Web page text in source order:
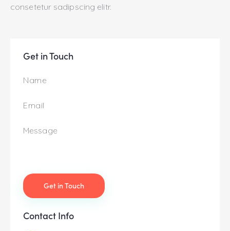
consetetur sadipscing elitr.
Get in Touch
Contact Info